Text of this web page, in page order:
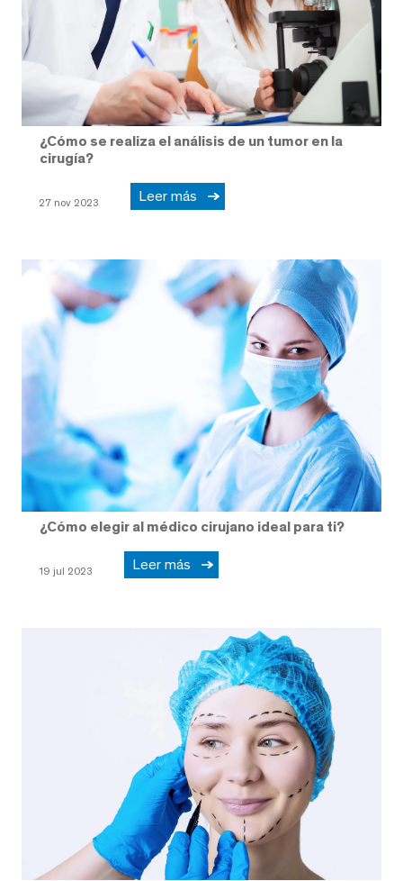
¿Cómo se realiza el análisis de un tumor en la
cirugía?
27 nov 2023 Leer más
¿Cómo elegir al médico cirujano ideal para ti?
19 jul 2023 Leer más